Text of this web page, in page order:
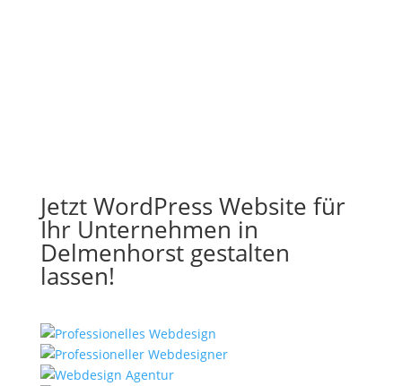
Jetzt WordPress Website für
Ihr Unternehmen in
Delmenhorst gestalten
lassen!